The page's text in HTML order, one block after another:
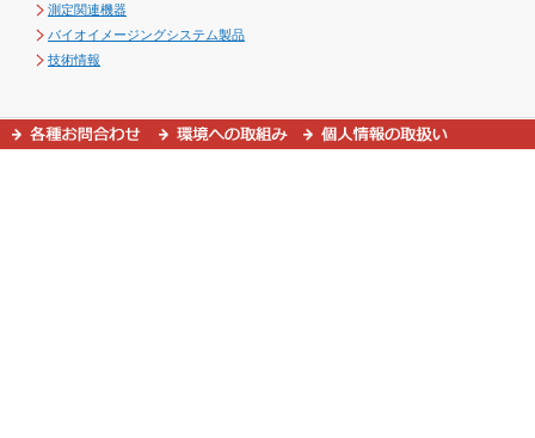
測定関連機器
バイオイメージングシステム製品
技術情報